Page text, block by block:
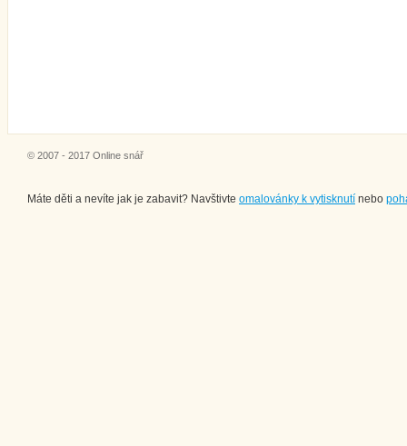
© 2007 - 2017 Online snář
Máte děti a nevíte jak je zabavit? Navštivte omalovánky k vytisknutí nebo